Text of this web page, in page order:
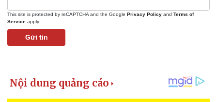
This site is protected by reCAPTCHA and the Google Privacy Policy and Terms of
Service apply.
Gửi tin